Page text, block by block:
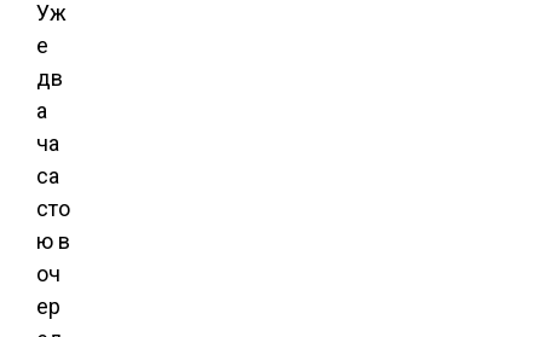
Уж
е
дв
а
ча
са
сто
ю в
оч
ер